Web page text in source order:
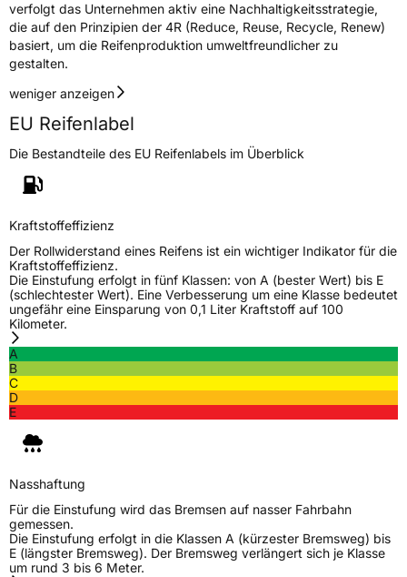
verfolgt das Unternehmen aktiv eine Nachhaltigkeitsstrategie,
die auf den Prinzipien der 4R (Reduce, Reuse, Recycle, Renew)
basiert, um die Reifenproduktion umweltfreundlicher zu
gestalten.
weniger anzeigen
EU Reifenlabel
Die Bestandteile des EU Reifenlabels im Überblick
Kraftstoffeffizienz
Der Rollwiderstand eines Reifens ist ein wichtiger Indikator für die
Kraftstoffeffizienz.
Die Einstufung erfolgt in fünf Klassen: von A (bester Wert) bis E
(schlechtester Wert). Eine Verbesserung um eine Klasse bedeutet
ungefähr eine Einsparung von 0,1 Liter Kraftstoff auf 100
Kilometer.
A
B
C
D
E
Nasshaftung
Für die Einstufung wird das Bremsen auf nasser Fahrbahn
gemessen.
Die Einstufung erfolgt in die Klassen A (kürzester Bremsweg) bis
E (längster Bremsweg). Der Bremsweg verlängert sich je Klasse
um rund 3 bis 6 Meter.